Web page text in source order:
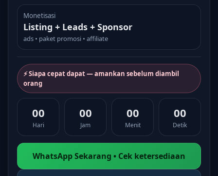
Monetisasi
Listing + Leads + Sponsor
ads • paket promosi • affiliate
⚡ Siapa cepat dapat — amankan sebelum diambil
orang
00
Hari
00
Jam
00
Menit
00
Detik
WhatsApp Sekarang • Cek ketersediaan